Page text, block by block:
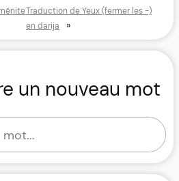
Traduction de Yeux (fermer les -)
en darija
»
un nouveau mot